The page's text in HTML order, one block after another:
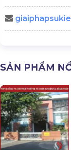
SẢN PHẨM